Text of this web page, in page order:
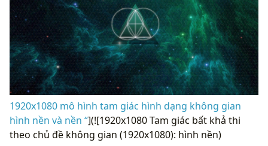
1920x1080 mô hình tam giác hình dạng không gian
hình nền và nền “](![1920x1080 Tam giác bất khả thi
theo chủ đề không gian (1920x1080): hình nền)